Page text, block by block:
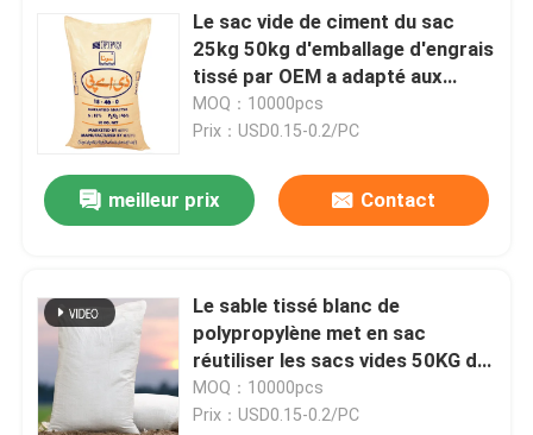
Produits
Au sujet de nous
Visite d'usine
Contactez-nous
Nouvelles
Le sac vide de ciment du sac
25kg 50kg d'emballage d'engrais
tissé par OEM a adapté aux
besoins du client
MOQ：10000pcs
Prix：USD0.15-0.2/PC
meilleur prix Contact
Le sable tissé blanc de
polypropylène met en sac
réutiliser les sacs vides 50KG de
gravier
MOQ：10000pcs
Prix：USD0.15-0.2/PC